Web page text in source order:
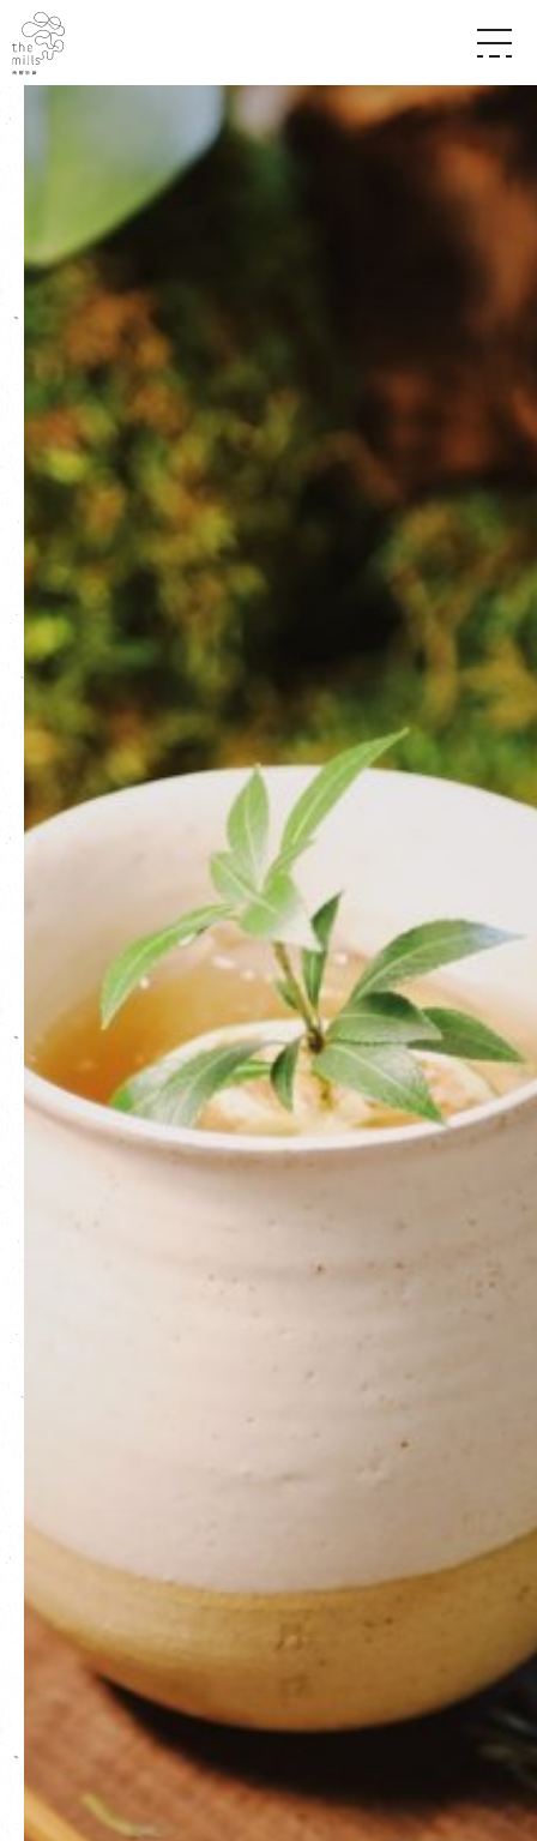
聯絡我們
餐飲
活動場地
活動
所有活動
世界之約
導賞團
體驗
景點
活化與保育
走進南豐紗廠
CHAT六廠
南豐作坊
其他體驗
到訪我們
開放時間及位置
穿梭巴士服務
停車場
NF TOUCH